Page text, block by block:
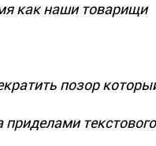
как наши товарищи
позор
текстового